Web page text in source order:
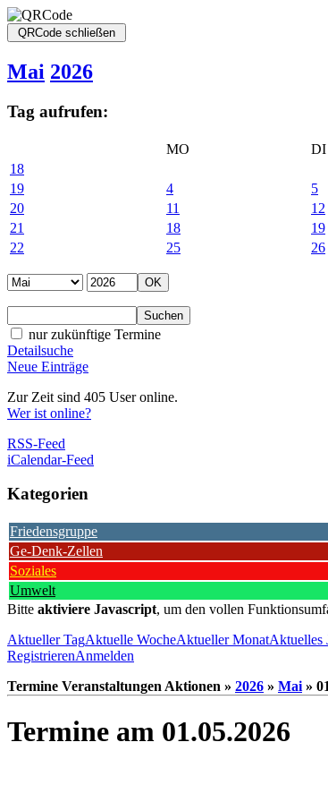
Mai 2026
Tag aufrufen:
MO DI
18
19
4 5
20
11 12
21
18 19
22
25 26
nur zukünftige Termine
Detailsuche
Neue Einträge
Zur Zeit sind 405 User online.
Wer ist online?
RSS-Feed
iCalendar-Feed
Kategorien
Friedensgruppe
Ge-Denk-Zellen
Soziales
Umwelt
Bitte aktiviere Javascript, um den vollen
Aktueller TagAktuelle WocheAktueller MonatAktuelles
RegistrierenAnmelden
Termine Veranstaltungen Aktionen » 2026 » Mai » 01
Termine am 01.05.2026